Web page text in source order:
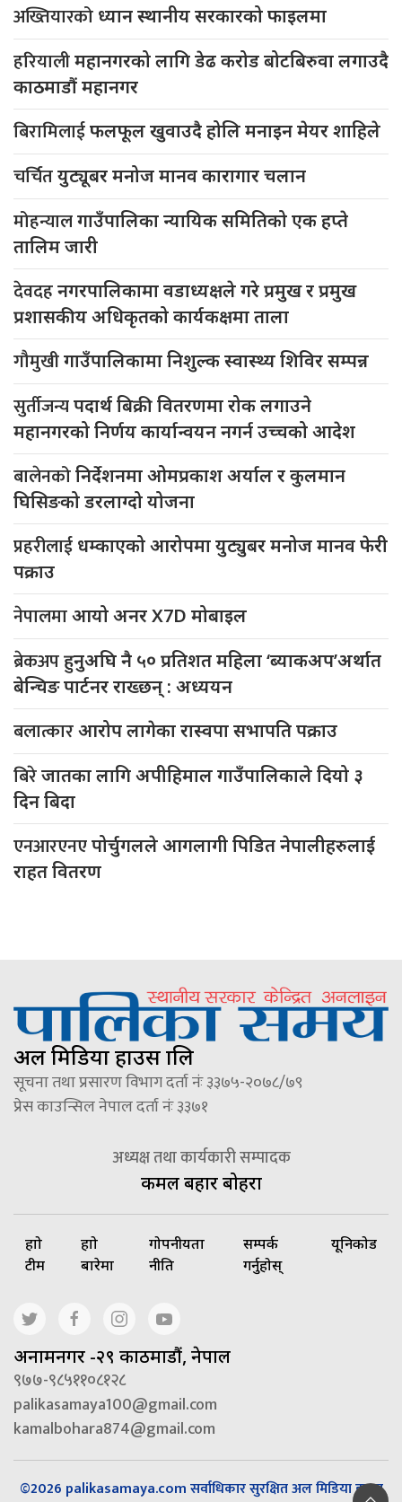
अख्तियारको ध्यान स्थानीय सरकारको फाइलमा
हरियालीमहानगरको लागि डेढ करोड बोटबिरुवा लगाउदै
काठमाडौं महानगर
बिरामिलाईफलफूल खुवाउदै होलि मनाइन मेयर शाहिले
चर्चितयुट्यूबर मनोज मानव कारागार चलान
मोहन्यालगाउँपालिका न्यायिक समितिको एक हप्ते
तालिम जारी
देवदहनगरपालिकामा वडाध्यक्षले गरे प्रमुख र प्रमुख
प्रशासकीय अधिकृतको कार्यकक्षमा ताला
गौमुखीगाउँपालिकामा निशुल्क स्वास्थ्य शिविर सम्पन्न
सुर्तीजन्यपदार्थ बिक्री वितरणमा रोक लगाउने
महानगरको निर्णय कार्यान्वयन नगर्न उच्चको आदेश
बालेनकोनिर्देशनमा ओमप्रकाश अर्याल र कुलमान
घिसिङको डरलाग्दो योजना
प्रहरीलाई धम्काएको आरोपमा युट्युबर मनोज मानव फेरी
पक्राउ
नेपालमाआयो अनर X7D मोबाइल
ब्रेकअपहुनुअघि नै ५० प्रतिशत महिला ‘ब्याकअप’अर्थात
बेन्चिङ पार्टनर राख्छन् : अध्ययन
बलात्कारआरोप लागेका रास्वपा सभापति पक्राउ
बिरेजातका लागि अपीहिमाल गाउँपालिकाले दियो ३
दिन बिदा
एनआरएनएपोर्चुगलले आगलागी पिडित नेपालीहरुलाई
राहत वितरण
अल मिडिया हाउस प्रालि
सूचना तथा प्रसारण विभाग दर्ता नंः ३३७५-२०७८/७९
प्रेस काउन्सिल नेपाल दर्ता नंः ३३७१
अध्यक्ष तथा कार्यकारी सम्पादक
कमल बहादुर बोहरा
हाम्रो
टीम
हाम्रो
बारेमा
गोपनीयता
नीति
सम्पर्क
गर्नुहोस्
यूनिकोड
अनामनगर -२९ काठमाडौं, नेपाल
९७७-९८५११०८१२८
palikasamaya100@gmail.com
kamalbohara874@gmail.com
©2026 palikasamaya.com सर्वाधिकार सुरक्षित अल मिडिया हाउस